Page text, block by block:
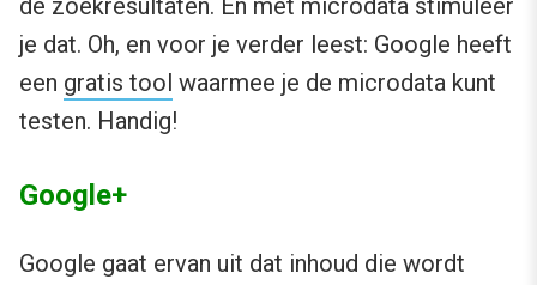
de zoekresultaten. En met microdata stimuleer
je dat. Oh, en voor je verder leest: Google heeft
een gratis tool waarmee je de microdata kunt
testen. Handig!
Google+
Google gaat ervan uit dat inhoud die wordt